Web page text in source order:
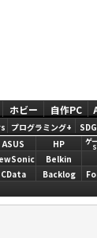
ホビー 自作PC
プログラミング+
ASUS HP ゲ
Belkin
CData Backlog